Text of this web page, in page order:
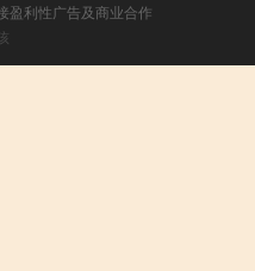
盈利性广告及商业合作